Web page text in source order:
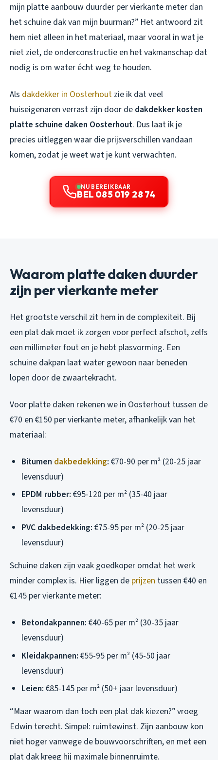
mijn platte aanbouw duurder per vierkante meter dan
het schuine dak van mijn buurman?” Het antwoord zit
hem niet alleen in het materiaal, maar vooral in wat je
niet ziet, de onderconstructie en het vakmanschap dat
nodig is om water écht weg te houden.
Als dakdekker in Oosterhout zie ik dat veel
huiseigenaren verrast zijn door de dakdekker kosten
platte schuine daken Oosterhout. Dus laat ik je
precies uitleggen waar die prijsverschillen vandaan
komen, zodat je weet wat je kunt verwachten.
NU BEREIKBAAR
BEL 085 019 28 74
Waarom platte daken duurder
zijn per vierkante meter
Het grootste verschil zit hem in de complexiteit. Bij
een plat dak moet ik zorgen voor perfect afschot, zelfs
een millimeter fout en je hebt plasvorming. Een
schuine dakpan laat water gewoon naar beneden
lopen door de zwaartekracht.
Voor platte daken rekenen we in Oosterhout tussen de
€70 en €150 per vierkante meter, afhankelijk van het
materiaal:
Bitumen dakbedekking: €70-90 per m² (20-25 jaar
levensduur)
EPDM rubber: €95-120 per m² (35-40 jaar
levensduur)
PVC dakbedekking: €75-95 per m² (20-25 jaar
levensduur)
Schuine daken zijn vaak goedkoper omdat het werk
minder complex is. Hier liggen de prijzen tussen €40 en
€145 per vierkante meter:
Betondakpannen: €40-65 per m² (30-35 jaar
levensduur)
Kleidakpannen: €55-95 per m² (45-50 jaar
levensduur)
Leien: €85-145 per m² (50+ jaar levensduur)
“Maar waarom dan toch een plat dak kiezen?” vroeg
Edwin terecht. Simpel: ruimtewinst. Zijn aanbouw kon
niet hoger vanwege de bouwvoorschriften, en met een
plat dak kreeg hij maximale binnenruimte.